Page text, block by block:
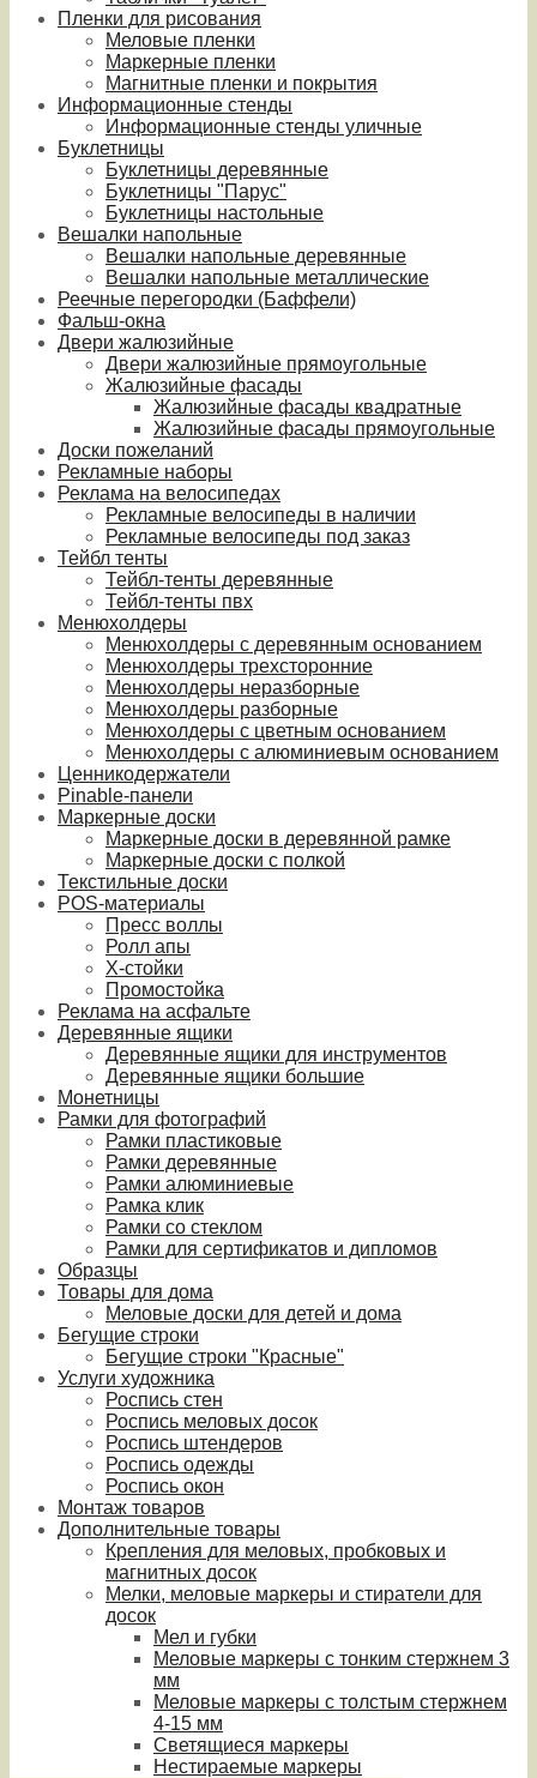
Пленки для рисования
Меловые пленки
Маркерные пленки
Магнитные пленки и покрытия
Информационные стенды
Информационные стенды уличные
Буклетницы
Буклетницы деревянные
Буклетницы "Парус"
Буклетницы настольные
Вешалки напольные
Вешалки напольные деревянные
Вешалки напольные металлические
Реечные перегородки (Баффели)
Фальш-окна
Двери жалюзийные
Двери жалюзийные прямоугольные
Жалюзийные фасады
Жалюзийные фасады квадратные
Жалюзийные фасады прямоугольные
Доски пожеланий
Рекламные наборы
Реклама на велосипедах
Рекламные велосипеды в наличии
Рекламные велосипеды под заказ
Тейбл тенты
Тейбл-тенты деревянные
Тейбл-тенты пвх
Менюхолдеры
Менюхолдеры с деревянным основанием
Менюхолдеры трехсторонние
Менюхолдеры неразборные
Менюхолдеры разборные
Менюхолдеры с цветным основанием
Менюхолдеры с алюминиевым основанием
Ценникодержатели
Pinable-панели
Маркерные доски
Маркерные доски в деревянной рамке
Маркерные доски с полкой
Текстильные доски
POS-материалы
Пресс воллы
Ролл апы
Х-стойки
Промостойка
Реклама на асфальте
Деревянные ящики
Деревянные ящики для инструментов
Деревянные ящики большие
Монетницы
Рамки для фотографий
Рамки пластиковые
Рамки деревянные
Рамки алюминиевые
Рамка клик
Рамки со стеклом
Рамки для сертификатов и дипломов
Образцы
Товары для дома
Меловые доски для детей и дома
Бегущие строки
Бегущие строки "Красные"
Услуги художника
Роспись стен
Роспись меловых досок
Роспись штендеров
Роспись одежды
Роспись окон
Монтаж товаров
Дополнительные товары
Крепления для меловых, пробковых и
магнитных досок
Мелки, меловые маркеры и стиратели для
досок
Мел и губки
Меловые маркеры с тонким стержнем 3
мм
Меловые маркеры с толстым стержнем
4-15 мм
Светящиеся маркеры
Нестираемые маркеры